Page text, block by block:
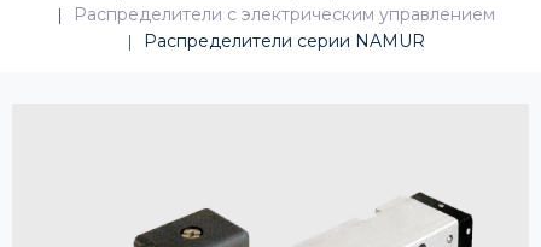
Распределители с электрическим управлением
Распределители серии NAMUR